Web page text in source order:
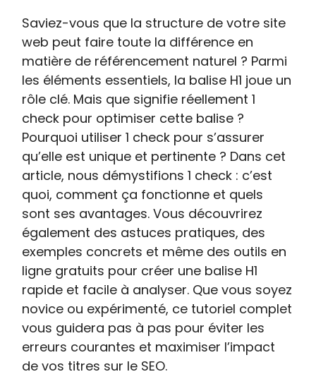
Saviez-vous que la structure de votre site
web peut faire toute la différence en
matière de référencement naturel ? Parmi
les éléments essentiels, la balise H1 joue un
rôle clé. Mais que signifie réellement 1
check pour optimiser cette balise ?
Pourquoi utiliser 1 check pour s’assurer
qu’elle est unique et pertinente ? Dans cet
article, nous démystifions 1 check : c’est
quoi, comment ça fonctionne et quels
sont ses avantages. Vous découvrirez
également des astuces pratiques, des
exemples concrets et même des outils en
ligne gratuits pour créer une balise H1
rapide et facile à analyser. Que vous soyez
novice ou expérimenté, ce tutoriel complet
vous guidera pas à pas pour éviter les
erreurs courantes et maximiser l’impact
de vos titres sur le SEO.